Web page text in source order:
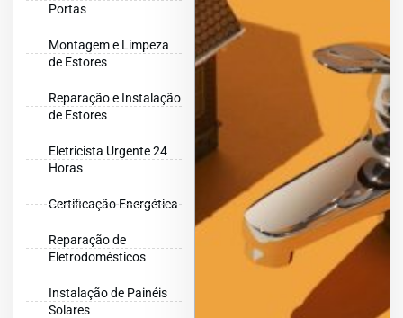
Portas
Montagem e Limpeza
de Estores
Reparação e Instalação
de Estores
Eletricista Urgente 24
Horas
Certificação Energética
Reparação de
Eletrodomésticos
Instalação de Painéis
Solares